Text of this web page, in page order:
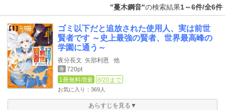
"蔓木鋼音"の検索結果1～6件/全6件
ゴミ以下だと追放された使用人、実は前世
賢者です ～史上最強の賢者、世界最高峰の
学園に通う～
夜分長文 矢部利恩 他
巻 720pt
1冊無料増量
8/20まで
お気に入り：369人
あらすじを見る▼